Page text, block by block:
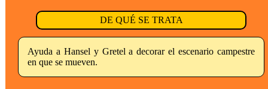
DE QUÉ SE TRATA
Ayuda a Hansel y Gretel a decorar el escenario campestre
en que se mueven.